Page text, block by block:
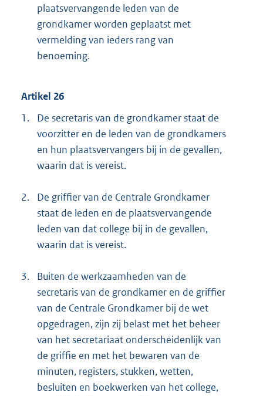
plaatsvervangende leden van de
grondkamer worden geplaatst met
vermelding van ieders rang van
benoeming.
Artikel 26
1.
De secretaris van de grondkamer staat de
voorzitter en de leden van de grondkamers
en hun plaatsvervangers bij in de gevallen,
waarin dat is vereist.
2.
De griffier van de Centrale Grondkamer
staat de leden en de plaatsvervangende
leden van dat college bij in de gevallen,
waarin dat is vereist.
3.
Buiten de werkzaamheden van de
secretaris van de grondkamer en de griffier
van de Centrale Grondkamer bij de wet
opgedragen, zijn zij belast met het beheer
van het secretariaat onderscheidenlijk van
de griffie en met het bewaren van de
minuten, registers, stukken, wetten,
besluiten en boekwerken van het college,